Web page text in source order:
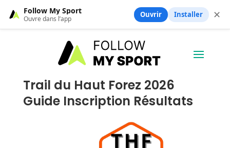
Trail du Haut Forez 2026
Guide Inscription Résultats
Follow My Sport
Ouvre dans l’app Ouvrir Installer ✕